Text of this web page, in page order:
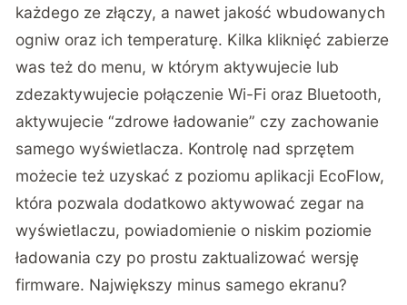
każdego ze złączy, a nawet jakość wbudowanych
ogniw oraz ich temperaturę. Kilka kliknięć zabierze
was też do menu, w którym aktywujecie lub
zdezaktywujecie połączenie Wi-Fi oraz Bluetooth,
aktywujecie “zdrowe ładowanie” czy zachowanie
samego wyświetlacza. Kontrolę nad sprzętem
możecie też uzyskać z poziomu aplikacji EcoFlow,
która pozwala dodatkowo aktywować zegar na
wyświetlaczu, powiadomienie o niskim poziomie
ładowania czy po prostu zaktualizować wersję
firmware. Największy minus samego ekranu?